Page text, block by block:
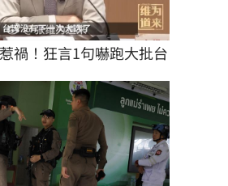
禍！狂言1句嚇跑大批台